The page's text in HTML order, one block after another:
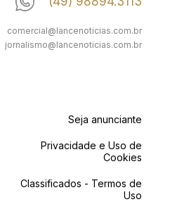
comercial@lancenoticias.com.br
jornalismo@lancenoticias.com.br
Seja anunciante
Privacidade e Uso de
Cookies
Classificados - Termos de
Uso